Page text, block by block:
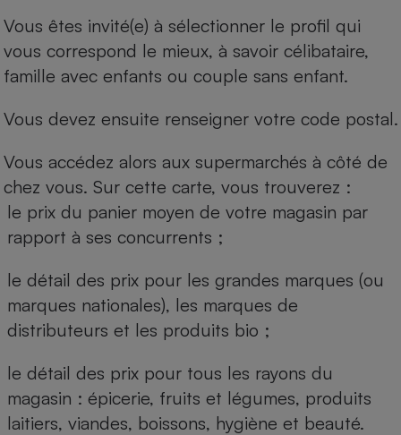
Vous êtes invité(e) à sélectionner le profil qui
vous correspond le mieux, à savoir célibataire,
famille avec enfants ou couple sans enfant.
Vous devez ensuite renseigner votre code postal.
Vous accédez alors aux supermarchés à côté de
chez vous. Sur cette carte, vous trouverez :
le prix du panier moyen de votre magasin par
rapport à ses concurrents ;
le détail des prix pour les grandes marques (ou
marques nationales), les marques de
distributeurs et les produits bio ;
le détail des prix pour tous les rayons du
magasin : épicerie, fruits et légumes, produits
laitiers, viandes, boissons, hygiène et beauté.